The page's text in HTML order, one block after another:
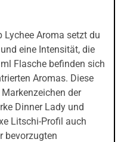
Aroma setzt du
eine Intensität, die
Flasche befinden sich
Aromas. Diese
der
Dinner Lady und
Litschi-Profil auch
bevorzugten